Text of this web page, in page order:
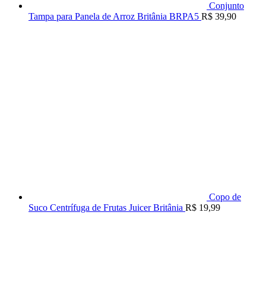
Conjunto
Tampa para Panela de Arroz Britânia BRPA5 R$ 39,90
Copo de
Suco Centrífuga de Frutas Juicer Britânia R$ 19,99